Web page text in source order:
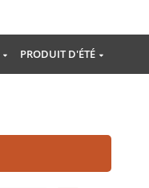
PRODUIT D'ÉTÉ